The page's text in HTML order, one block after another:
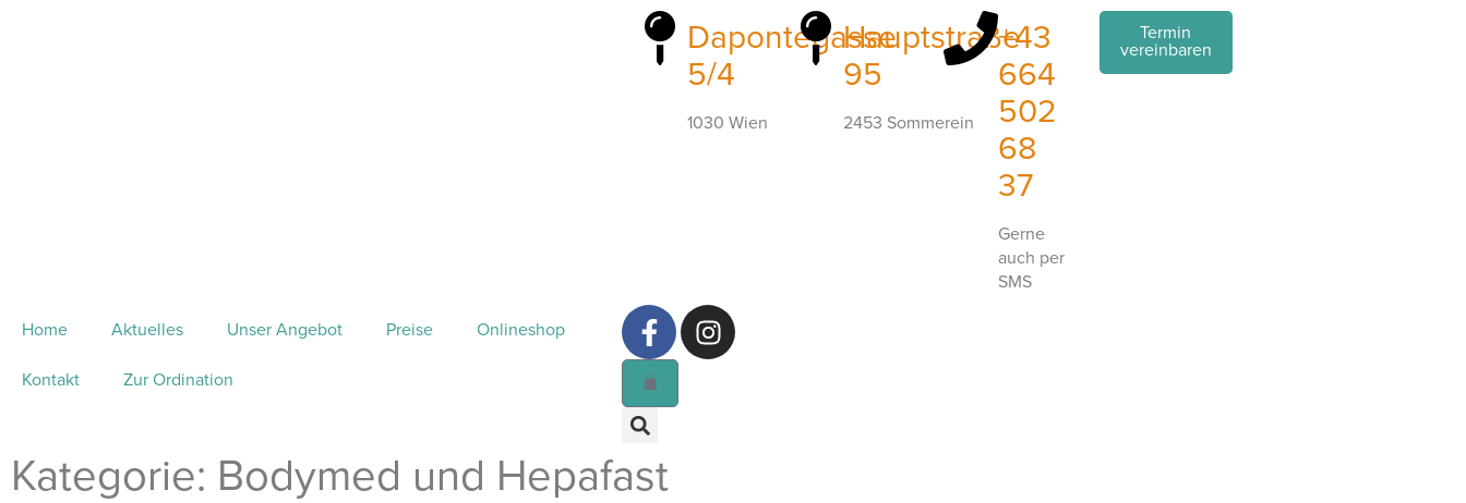
Dapontegasse
5/4
1030 Wien
Hauptstraße
95
2453 Sommerein
+43
664
502
68
37
Gerne
auch per
SMS
Termin
vereinbaren
Home Aktuelles Unser Angebot Preise Onlineshop
Kontakt Zur Ordination
Kategorie: Bodymed und Hepafast